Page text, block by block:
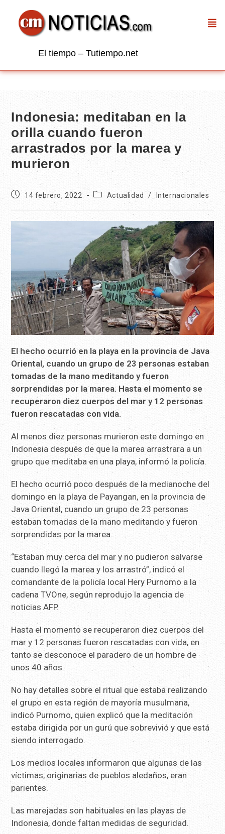
El tiempo – Tutiempo.net
Indonesia: meditaban en la
orilla cuando fueron
arrastrados por la marea y
murieron
14 febrero, 2022 Actualidad / Internacionales
El hecho ocurrió en la playa en la provincia de Java
Oriental, cuando un grupo de 23 personas estaban
tomadas de la mano meditando y fueron
sorprendidas por la marea. Hasta el momento se
recuperaron diez cuerpos del mar y 12 personas
fueron rescatadas con vida.
Al menos diez personas murieron este domingo en
Indonesia después de que la marea arrastrara a un
grupo que meditaba en una playa, informó la policía.
El hecho ocurrió poco después de la medianoche del
domingo en la playa de Payangan, en la provincia de
Java Oriental, cuando un grupo de 23 personas
estaban tomadas de la mano meditando y fueron
sorprendidas por la marea.
“Estaban muy cerca del mar y no pudieron salvarse
cuando llegó la marea y los arrastró”, indicó el
comandante de la policía local Hery Purnomo a la
cadena TVOne, según reprodujo la agencia de
noticias AFP.
Hasta el momento se recuperaron diez cuerpos del
mar y 12 personas fueron rescatadas con vida, en
tanto se desconoce el paradero de un hombre de
unos 40 años.
No hay detalles sobre el ritual que estaba realizando
el grupo en esta región de mayoría musulmana,
indicó Purnomo, quien explicó que la meditación
estaba dirigida por un gurú que sobrevivió y que está
siendo interrogado.
Los medios locales informaron que algunas de las
víctimas, originarias de pueblos aledaños, eran
parientes.
Las marejadas son habituales en las playas de
Indonesia, donde faltan medidas de seguridad.